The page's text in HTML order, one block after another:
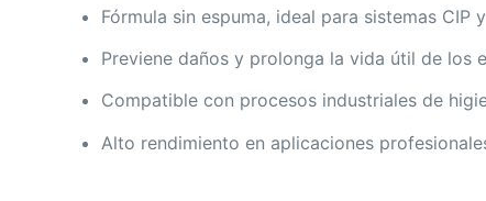
Fórmula sin espuma, ideal para sistemas CIP
Previene daños y prolonga la vida útil de los
Compatible con procesos industriales de
Alto rendimiento en aplicaciones